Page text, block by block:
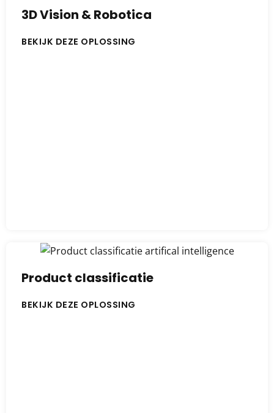
3D Vision & Robotica
BEKIJK DEZE OPLOSSING
Product classificatie
BEKIJK DEZE OPLOSSING